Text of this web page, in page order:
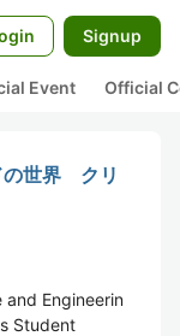
Signup
Event Official
の世界 クリ
and Engineerin
Student